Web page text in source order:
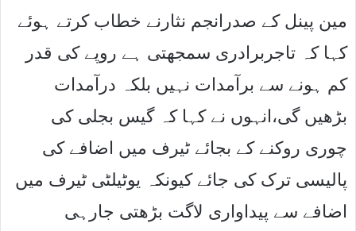
مین پینل کے صدرانجم نثارنے خطاب کرتے ہوئے
کہا کہ تاجربرادری سمجھتی ہے روپے کی قدر
کم ہونے سے برآمدات نہیں بلکہ درآمدات
بڑھیں گی،انہوں نے کہا کہ گیس بجلی کی
چوری روکنے کے بجائے ٹیرف میں اضافے کی
پالیسی ترک کی جائے کیونکہ یوٹیلٹی ٹیرف میں
اضافے سے پیداواری لاگت بڑھتی جارہی